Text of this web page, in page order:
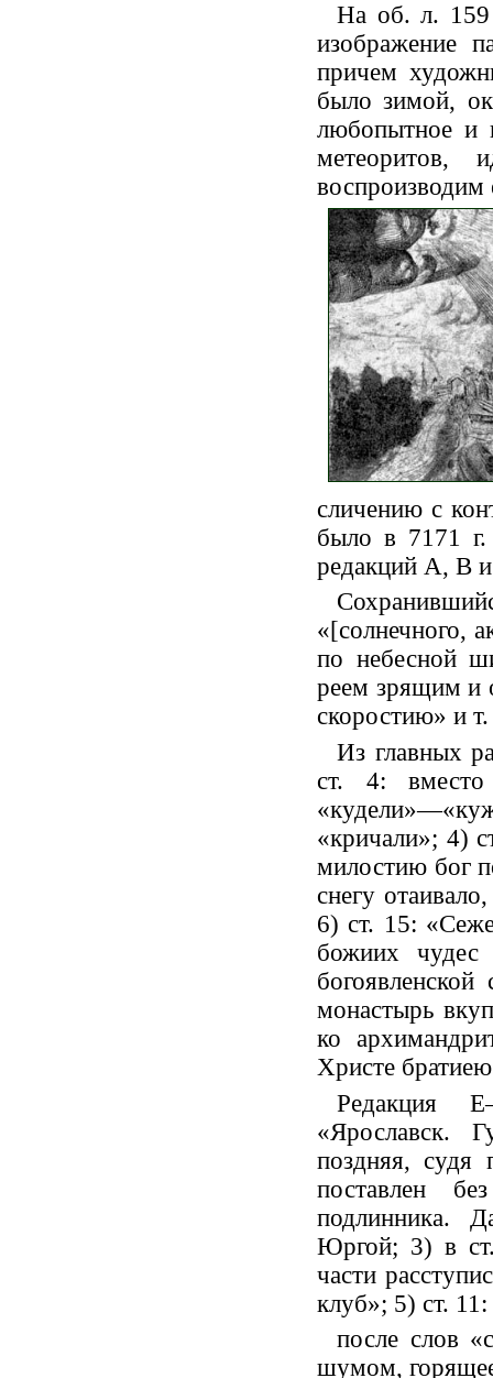
На об. л. 159
изображение
причем
было зимой,
любопытное и
воспроизводим
сличению с
было в 7171 г.
редакций А, В
«[солнечного,
по небесной
реем зрящим и
скоростию» и
Из главных
ст. 4:
«кричали»; 4)
милостию бог
снегу
6) ст. 15:
божиих
монастырь
ко
Христе
Редакция
«Ярославск.
поздняя,
поставлен
подлинника.
Юргой; 3) в
части
клуб»; 5) ст. 11:
после слов
шумом,